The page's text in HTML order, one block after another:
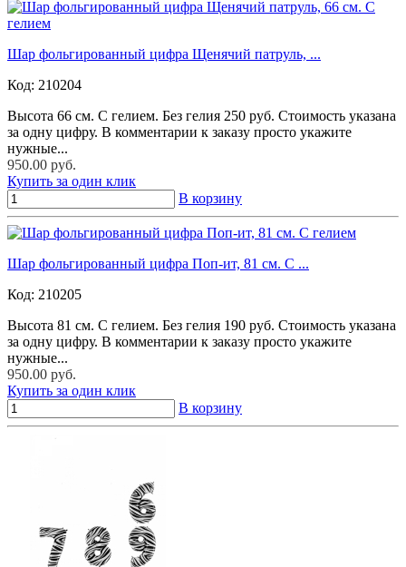
Шар фольгированный цифра Щенячий патруль, ...
Код: 210204
Высота 66 см. С гелием. Без гелия 250 руб. Стоимость указана
за одну цифру. В комментарии к заказу просто укажите
нужные...
950.00 руб.
Купить за один клик
В корзину
Шар фольгированный цифра Поп-ит, 81 см. С ...
Код: 210205
Высота 81 см. С гелием. Без гелия 190 руб. Стоимость указана
за одну цифру. В комментарии к заказу просто укажите
нужные...
950.00 руб.
Купить за один клик
В корзину